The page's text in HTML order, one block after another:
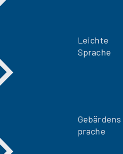
Leichte
Sprache
Gebärdens
prache